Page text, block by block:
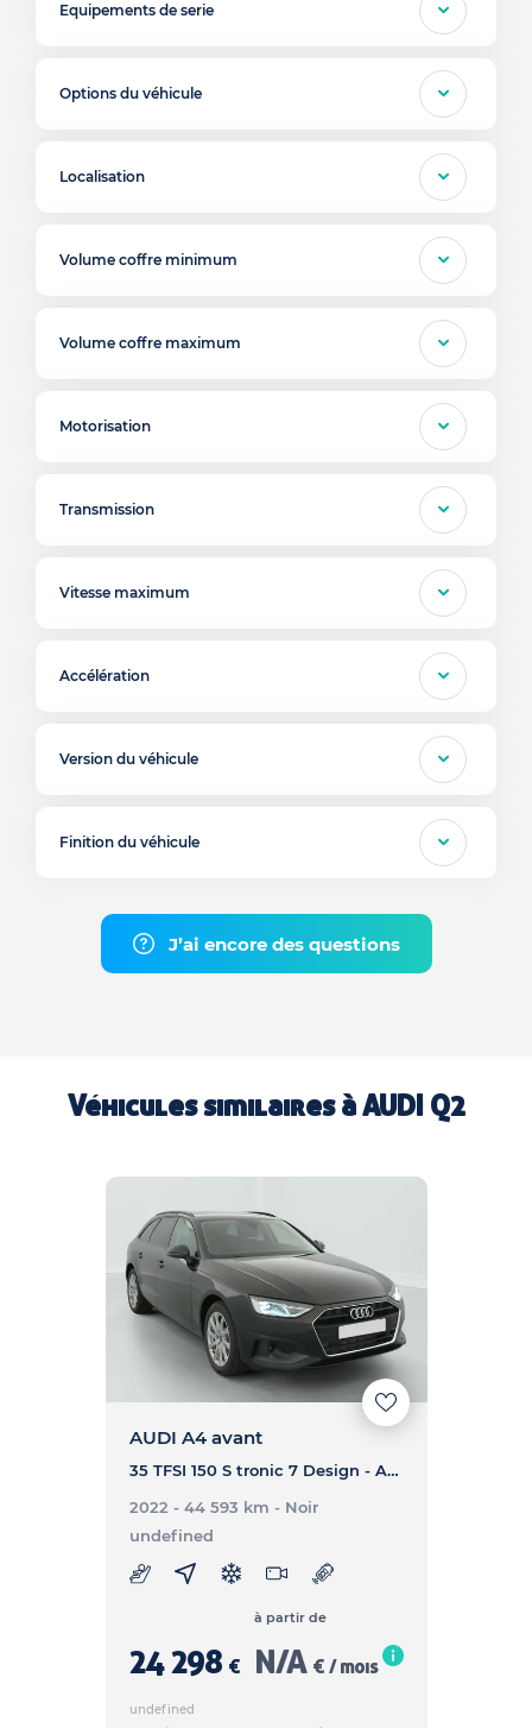
Equipements de serie
Options du véhicule
Localisation
Volume coffre minimum
Volume coffre maximum
Motorisation
Transmission
Vitesse maximum
Accélération
Version du véhicule
Finition du véhicule
J’ai encore des questions
Véhicules similaires àAUDI Q2
AUDI A4 avant
35 TFSI 150 S tronic 7 Design - A4 AVANT 35 TFSI 150 S tronic 7 Design
2022 - 44 593 km - Noir
undefined
24 298 €
à partir de
N/A € / mois
undefined